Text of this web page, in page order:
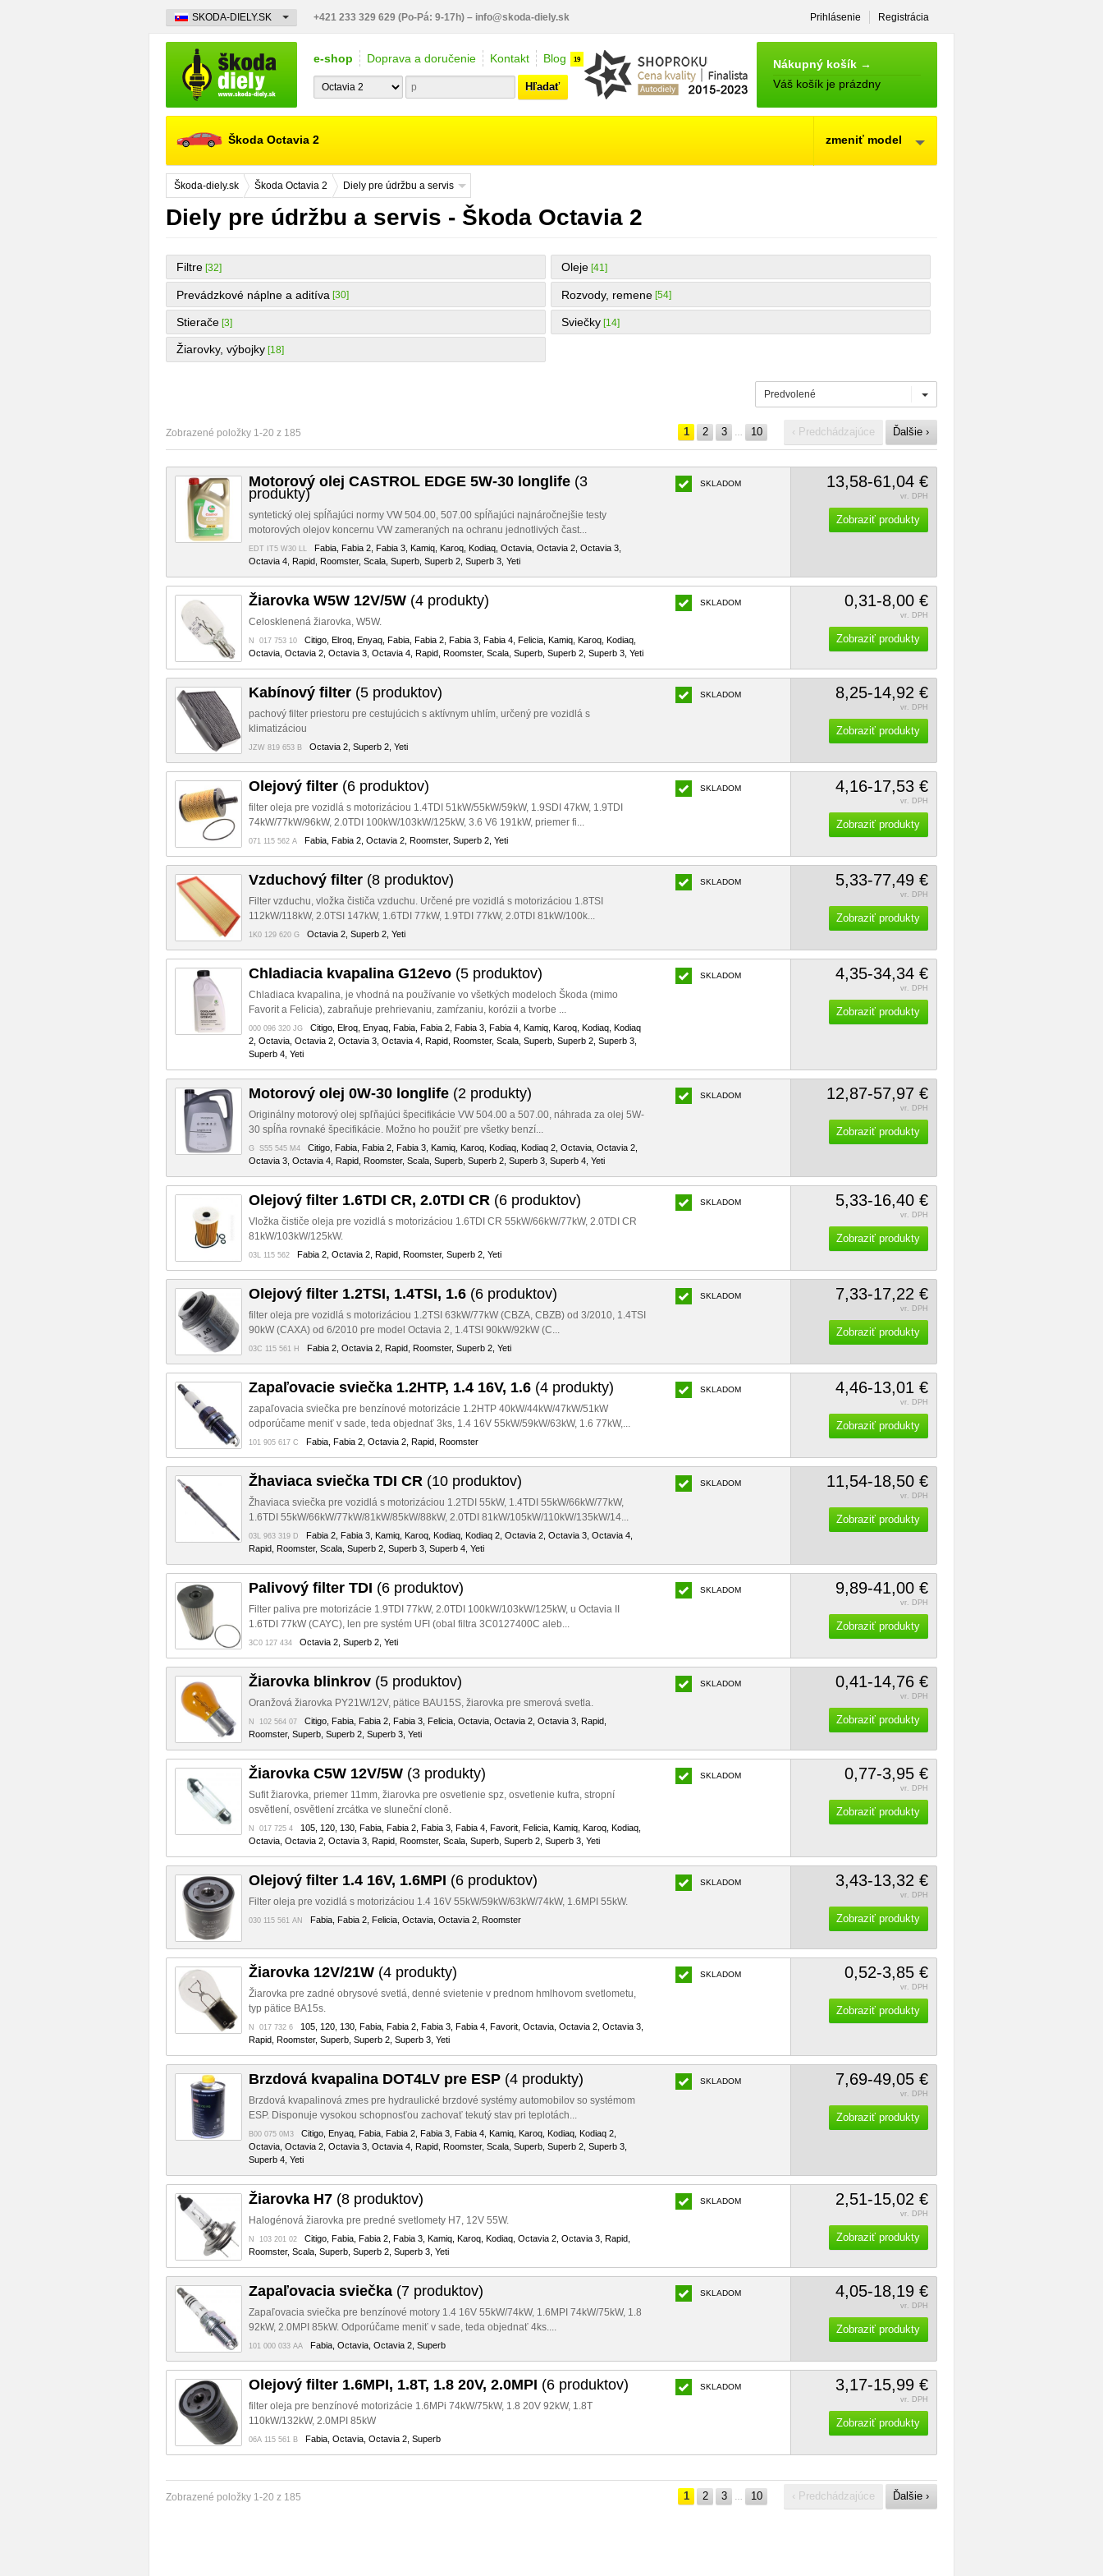
e-shop Doprava a doručenie Kontakt Blog 19
Hľadať
NÁKUPNÝ
KOŠÍK
Nákupný košík →
Váš košík je prázdny
Škoda Octavia 2 zmeniť model
Škoda-diely.sk Škoda Octavia 2 Diely pre údržbu a servis
Diely pre údržbu a servis - Škoda Octavia 2
Filtre [32] Oleje [41]
Prevádzkové náplne a aditíva [30] Rozvody, remene [54]
Stierače [3] Sviečky [14]
Žiarovky, výbojky [18]
‹ Predchádzajúce Ďalšie ›
Zobrazené položky 1-20 z 185 1 2 3 10
Motorový olej CASTROL EDGE 5W-30 longlife (3
produkty)
syntetický olej spĺňajúci normy VW 504.00, 507.00 spĺňajúci najnáročnejšie testy
motorových olejov koncernu VW zameraných na ochranu jednotlivých čast...
EDT IT5 W30 LL Fabia, Fabia 2, Fabia 3, Kamiq, Karoq, Kodiaq, Octavia, Octavia 2, Octavia 3,
Octavia 4, Rapid, Roomster, Scala, Superb, Superb 2, Superb 3, Yeti
SKLADOM 13,58-61,04 €
vr. DPH
Zobraziť produkty
Žiarovka W5W 12V/5W (4 produkty)
Celosklenená žiarovka, W5W.
N 017 753 10 Citigo, Elroq, Enyaq, Fabia, Fabia 2, Fabia 3, Fabia 4, Felicia, Kamiq, Karoq, Kodiaq,
Octavia, Octavia 2, Octavia 3, Octavia 4, Rapid, Roomster, Scala, Superb, Superb 2, Superb 3, Yeti
SKLADOM 0,31-8,00 €
vr. DPH
Zobraziť produkty
Kabínový filter (5 produktov)
pachový filter priestoru pre cestujúcich s aktívnym uhlím, určený pre vozidlá s
klimatizáciou
JZW 819 653 B Octavia 2, Superb 2, Yeti
SKLADOM 8,25-14,92 €
vr. DPH
Zobraziť produkty
Olejový filter (6 produktov)
filter oleja pre vozidlá s motorizáciou 1.4TDI 51kW/55kW/59kW, 1.9SDI 47kW, 1.9TDI
74kW/77kW/96kW, 2.0TDI 100kW/103kW/125kW, 3.6 V6 191kW, priemer fi...
071 115 562 A Fabia, Fabia 2, Octavia 2, Roomster, Superb 2, Yeti
SKLADOM 4,16-17,53 €
vr. DPH
Zobraziť produkty
Vzduchový filter (8 produktov)
Filter vzduchu, vložka čističa vzduchu. Určené pre vozidlá s motorizáciou 1.8TSI
112kW/118kW, 2.0TSI 147kW, 1.6TDI 77kW, 1.9TDI 77kW, 2.0TDI 81kW/100k...
1K0 129 620 G Octavia 2, Superb 2, Yeti
SKLADOM 5,33-77,49 €
vr. DPH
Zobraziť produkty
Chladiacia kvapalina G12evo (5 produktov)
Chladiaca kvapalina, je vhodná na používanie vo všetkých modeloch Škoda (mimo
Favorit a Felicia), zabraňuje prehrievaniu, zamŕzaniu, korózii a tvorbe ...
000 096 320 JG Citigo, Elroq, Enyaq, Fabia, Fabia 2, Fabia 3, Fabia 4, Kamiq, Karoq, Kodiaq, Kodiaq
2, Octavia, Octavia 2, Octavia 3, Octavia 4, Rapid, Roomster, Scala, Superb, Superb 2, Superb 3,
Superb 4, Yeti
SKLADOM 4,35-34,34 €
vr. DPH
Zobraziť produkty
Motorový olej 0W-30 longlife (2 produkty)
Originálny motorový olej spľňajúci špecifikácie VW 504.00 a 507.00, náhrada za olej 5W-
30 spĺňa rovnaké špecifikácie. Možno ho použiť pre všetky benzí...
G S55 545 M4 Citigo, Fabia, Fabia 2, Fabia 3, Kamiq, Karoq, Kodiaq, Kodiaq 2, Octavia, Octavia 2,
Octavia 3, Octavia 4, Rapid, Roomster, Scala, Superb, Superb 2, Superb 3, Superb 4, Yeti
SKLADOM 12,87-57,97 €
vr. DPH
Zobraziť produkty
Olejový filter 1.6TDI CR, 2.0TDI CR (6 produktov)
Vložka čističe oleja pre vozidlá s motorizáciou 1.6TDI CR 55kW/66kW/77kW, 2.0TDI CR
81kW/103kW/125kW.
03L 115 562 Fabia 2, Octavia 2, Rapid, Roomster, Superb 2, Yeti
SKLADOM 5,33-16,40 €
vr. DPH
Zobraziť produkty
Olejový filter 1.2TSI, 1.4TSI, 1.6 (6 produktov)
filter oleja pre vozidlá s motorizáciou 1.2TSI 63kW/77kW (CBZA, CBZB) od 3/2010, 1.4TSI
90kW (CAXA) od 6/2010 pre model Octavia 2, 1.4TSI 90kW/92kW (C...
03C 115 561 H Fabia 2, Octavia 2, Rapid, Roomster, Superb 2, Yeti
SKLADOM 7,33-17,22 €
vr. DPH
Zobraziť produkty
Zapaľovacie sviečka 1.2HTP, 1.4 16V, 1.6 (4 produkty)
zapaľovacia sviečka pre benzínové motorizácie 1.2HTP 40kW/44kW/47kW/51kW
odporúčame meniť v sade, teda objednať 3ks, 1.4 16V 55kW/59kW/63kW, 1.6 77kW,...
101 905 617 C Fabia, Fabia 2, Octavia 2, Rapid, Roomster
SKLADOM 4,46-13,01 €
vr. DPH
Zobraziť produkty
Žhaviaca sviečka TDI CR (10 produktov)
Žhaviaca sviečka pre vozidlá s motorizáciou 1.2TDI 55kW, 1.4TDI 55kW/66kW/77kW,
1.6TDI 55kW/66kW/77kW/81kW/85kW/88kW, 2.0TDI 81kW/105kW/110kW/135kW/14...
03L 963 319 D Fabia 2, Fabia 3, Kamiq, Karoq, Kodiaq, Kodiaq 2, Octavia 2, Octavia 3, Octavia 4,
Rapid, Roomster, Scala, Superb 2, Superb 3, Superb 4, Yeti
SKLADOM 11,54-18,50 €
vr. DPH
Zobraziť produkty
Palivový filter TDI (6 produktov)
Filter paliva pre motorizácie 1.9TDI 77kW, 2.0TDI 100kW/103kW/125kW, u Octavia II
1.6TDI 77kW (CAYC), len pre systém UFI (obal filtra 3C0127400C aleb...
3C0 127 434 Octavia 2, Superb 2, Yeti
SKLADOM 9,89-41,00 €
vr. DPH
Zobraziť produkty
Žiarovka blinkrov (5 produktov)
Oranžová žiarovka PY21W/12V, pätice BAU15S, žiarovka pre smerová svetla.
N 102 564 07 Citigo, Fabia, Fabia 2, Fabia 3, Felicia, Octavia, Octavia 2, Octavia 3, Rapid,
Roomster, Superb, Superb 2, Superb 3, Yeti
SKLADOM 0,41-14,76 €
vr. DPH
Zobraziť produkty
Žiarovka C5W 12V/5W (3 produkty)
Sufit žiarovka, priemer 11mm, žiarovka pre osvetlenie spz, osvetlenie kufra, stropní
osvětlení, osvětlení zrcátka ve sluneční cloně.
N 017 725 4 105, 120, 130, Fabia, Fabia 2, Fabia 3, Fabia 4, Favorit, Felicia, Kamiq, Karoq, Kodiaq,
Octavia, Octavia 2, Octavia 3, Rapid, Roomster, Scala, Superb, Superb 2, Superb 3, Yeti
SKLADOM 0,77-3,95 €
vr. DPH
Zobraziť produkty
Olejový filter 1.4 16V, 1.6MPI (6 produktov)
Filter oleja pre vozidlá s motorizáciou 1.4 16V 55kW/59kW/63kW/74kW, 1.6MPI 55kW.
030 115 561 AN Fabia, Fabia 2, Felicia, Octavia, Octavia 2, Roomster
SKLADOM 3,43-13,32 €
vr. DPH
Zobraziť produkty
Žiarovka 12V/21W (4 produkty)
Žiarovka pre zadné obrysové svetlá, denné svietenie v prednom hmlhovom svetlometu,
typ pätice BA15s.
N 017 732 6 105, 120, 130, Fabia, Fabia 2, Fabia 3, Fabia 4, Favorit, Octavia, Octavia 2, Octavia 3,
Rapid, Roomster, Superb, Superb 2, Superb 3, Yeti
SKLADOM 0,52-3,85 €
vr. DPH
Zobraziť produkty
Brzdová kvapalina DOT4LV pre ESP (4 produkty)
Brzdová kvapalinová zmes pre hydraulické brzdové systémy automobilov so systémom
ESP. Disponuje vysokou schopnosťou zachovať tekutý stav pri teplotách...
B00 075 0M3 Citigo, Enyaq, Fabia, Fabia 2, Fabia 3, Fabia 4, Kamiq, Karoq, Kodiaq, Kodiaq 2,
Octavia, Octavia 2, Octavia 3, Octavia 4, Rapid, Roomster, Scala, Superb, Superb 2, Superb 3,
Superb 4, Yeti
SKLADOM 7,69-49,05 €
vr. DPH
Zobraziť produkty
Žiarovka H7 (8 produktov)
Halogénová žiarovka pre predné svetlomety H7, 12V 55W.
N 103 201 02 Citigo, Fabia, Fabia 2, Fabia 3, Kamiq, Karoq, Kodiaq, Octavia 2, Octavia 3, Rapid,
Roomster, Scala, Superb, Superb 2, Superb 3, Yeti
SKLADOM 2,51-15,02 €
vr. DPH
Zobraziť produkty
Zapaľovacia sviečka (7 produktov)
Zapaľovacia sviečka pre benzínové motory 1.4 16V 55kW/74kW, 1.6MPI 74kW/75kW, 1.8
92kW, 2.0MPI 85kW. Odporúčame meniť v sade, teda objednať 4ks....
101 000 033 AA Fabia, Octavia, Octavia 2, Superb
SKLADOM 4,05-18,19 €
vr. DPH
Zobraziť produkty
Olejový filter 1.6MPI, 1.8T, 1.8 20V, 2.0MPI (6 produktov)
filter oleja pre benzínové motorizácie 1.6MPi 74kW/75kW, 1.8 20V 92kW, 1.8T
110kW/132kW, 2.0MPI 85kW
06A 115 561 B Fabia, Octavia, Octavia 2, Superb
SKLADOM 3,17-15,99 €
vr. DPH
Zobraziť produkty
‹ Predchádzajúce Ďalšie ›
Zobrazené položky 1-20 z 185 1 2 3 10
Predvolené
Prihlásenie Registrácia
SKODA-DIELY.SK +421 233 329 629 (Po-Pá: 9-17h) – info@skoda-diely.sk